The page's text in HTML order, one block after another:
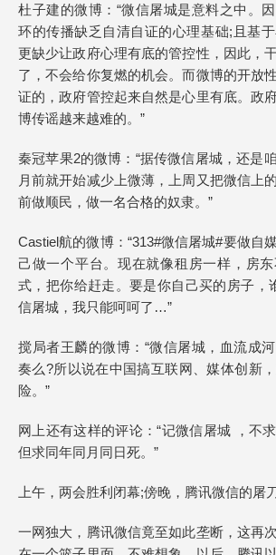
杜子建的微博：“微信屠城是意料之中。
环的传播缺乏自清自证的心理基础;且基
更缺少让政府心理有底的管控性，因此，
了，不会给你复燃的机会。而微博的开放
证的，政府管控起来自然是心里有底。政
博传谣越来越难的。”
秦冠苹果2的微博：“据传微信屠城，还是
月前就开始减少上微薄，上周又把微信上
前做顺民，做一名合格的奴隶。”
Castiel航的微博：“313#微信屠城#要做自
己做一个平台。现在就像租房一样，房
式，把你给赶走。要是你自己买的房子，
信屠城，我只能呵呵了…”
搅局者王麟的微博：“微信屠城，血流成
奏么?所以说在中国搞互联网、媒体创新
险。”
网上还有这样的评论：“记微信屠城 ，不
但求同年同月同日死。”
上午，两会胜利闭幕;傍晚，腾讯微信的屠
一网独大，腾讯微信竟至如此垄断，这再